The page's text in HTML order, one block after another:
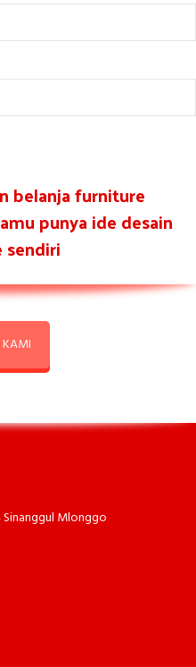
belanja furniture
punya ide desain
Sinanggul Mlonggo